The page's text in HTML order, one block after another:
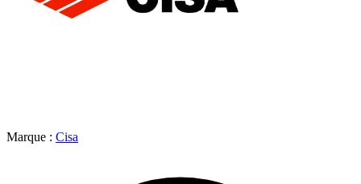
Marque : Cisa